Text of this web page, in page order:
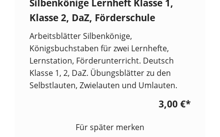
Silbenkönige Lernheft Klasse 1,
Klasse 2, DaZ, Förderschule
Arbeitsblätter Silbenkönige,
Königsbuchstaben für zwei Lernhefte,
Lernstation, Förderunterricht. Deutsch
Klasse 1, 2, DaZ. Übungsblätter zu den
Selbstlauten, Zwielauten und Umlauten.
3,00 €*
Für später merken